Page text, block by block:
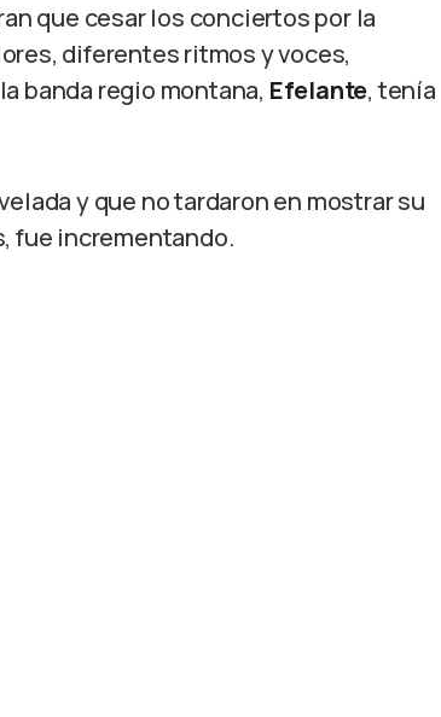
que cesar los conciertos por la
diferentes ritmos y voces,
banda regio montana, Efelante, tenía
y que no tardaron en mostrar su
fue incrementando.